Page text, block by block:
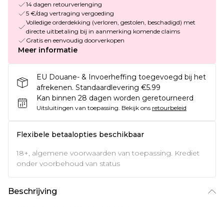
14 dagen retourverlenging
5 €/dag vertraging vergoeding
Volledige orderdekking (verloren, gestolen, beschadigd) met
directe uitbetaling bij in aanmerking komende claims
Gratis en eenvoudig doorverkopen
Meer informatie
EU Douane- & Invoerheffing toegevoegd bij het
afrekenen. Standaardlevering €5.99
Kan binnen 28 dagen worden geretourneerd
Uitsluitingen van toepassing. Bekijk ons retourbeleid
Flexibele betaalopties beschikbaar
18+, algemene voorwaarden van toepassing. Krediet
onder voorbehoud van status
Beschrijving